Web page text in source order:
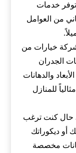
توفر خدمات
من العوامل
خيارات من
الجدران
والدهانات
للمنازل
حال كنت ترغب
ديكوراتك
مخصصة